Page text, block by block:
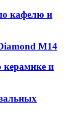
кафелю и
М14
и